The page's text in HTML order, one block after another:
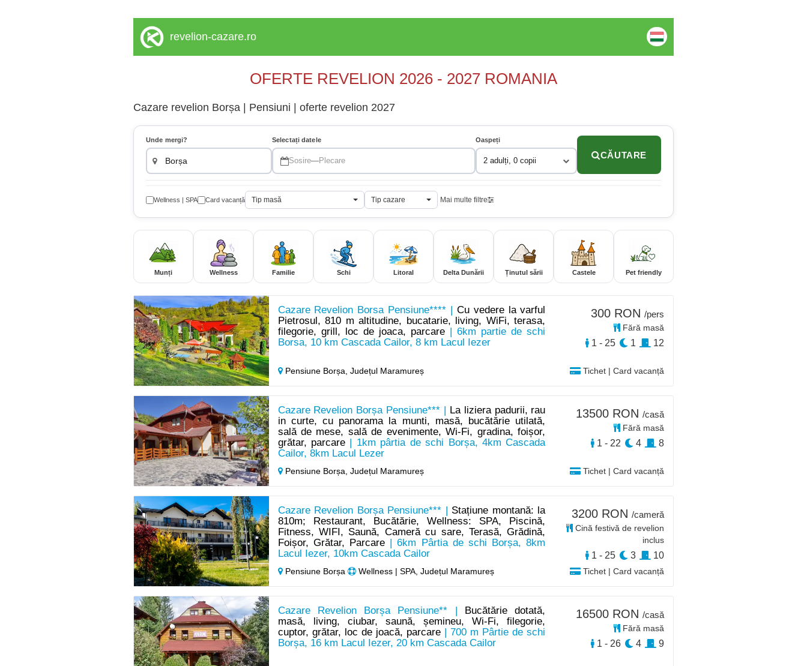
revelion-cazare.ro
OFERTE REVELION 2026 - 2027 ROMANIA
Cazare revelion Borșa | Pensiuni | oferte revelion 2027
Unde mergi? Selectați datele
Sosire—Plecare
Oaspeți
2 adulți, 0 copii
CĂUTARE
Wellness | SPA Card vacanță Tip masă Tip cazare Mai multe filtre
Munți Wellness Familie Schi Litoral Delta Dunării Ținutul sării Castele Pet friendly
Cazare Revelion Borsa Pensiune**** | Cu vedere la varful
Pietrosul, 810 m altitudine, bucatarie, living, WiFi, terasa,
filegorie, grill, loc de joaca, parcare| 6km partie de schi
Borsa, 10 km Cascada Cailor, 8 km Lacul Iezer
Pensiune Borșa, Județul Maramureș Tichet | Card vacanță
300 RON /pers
Fără masă
1 - 25 1 12
Cazare Revelion Borșa Pensiune*** |
La liziera padurii, rau
in curte, cu panorama la munti, masă, bucătărie utilată,
sală de mese, sală de evenimente, Wi-Fi, gradina, foișor,
grătar, parcare| 1km pârtia de schi Borșa, 4km Cascada
Cailor, 8km Lacul Lezer
Pensiune Borșa, Județul Maramureș Tichet | Card vacanță
13500 RON /casă
Fără masă
1 - 22 4 8
Cazare Revelion Borșa Pensiune*** | Stațiune montană: la
810m; Restaurant, Bucătărie, Wellness: SPA, Piscină,
Fitness, WIFI, Saună, Cameră cu sare, Terasă, Grădină,
Foișor, Grătar, Parcare| 6km Pârtia de schi Borșa, 8km
Lacul Iezer, 10km Cascada Cailor
Pensiune Borșa Wellness | SPA, Județul Maramureș Tichet | Card vacanță
3200 RON /cameră
Cină festivă de revelion
inclus
1 - 25 3 10
Cazare Revelion Borșa Pensiune** |
Bucătărie dotată,
masă, living, ciubar, saună, șemineu, Wi-Fi, filegorie,
cuptor, grătar, loc de joacă, parcare| 700 m Pârtie de schi
Borșa, 16 km Lacul Iezer, 20 km Cascada Cailor
16500 RON /casă
Fără masă
1 - 26 4 9